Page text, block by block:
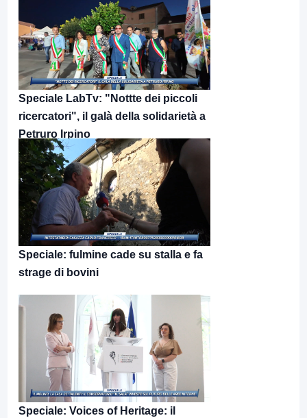
Speciale LabTv: "Nottte dei piccoli
ricercatori", il galà della solidarietà a
Petruro Irpino
Speciale: fulmine cade su stalla e fa
strage di bovini
Speciale: Voices of Heritage: il